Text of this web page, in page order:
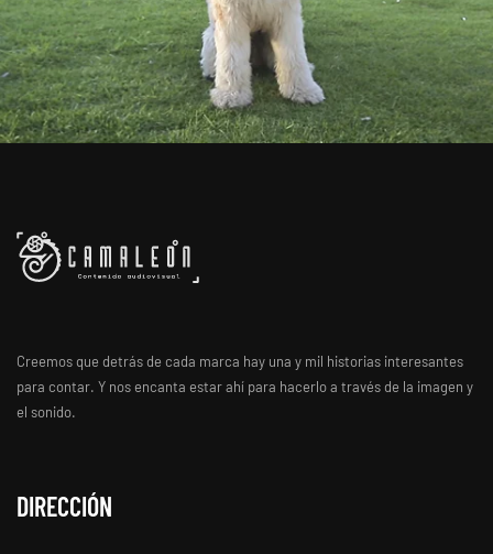
HARRY VET
Creemos que detrás de cada marca hay una y mil historias interesantes
para contar. Y nos encanta estar ahí para hacerlo a través de la imagen y
el sonido.
DIRECCIÓN